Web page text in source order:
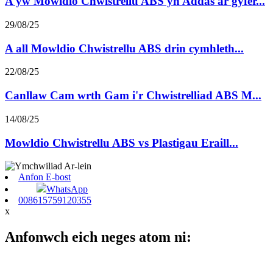
29/08/25
A all Mowldio Chwistrellu ABS drin cymhleth...
22/08/25
Canllaw Cam wrth Gam i'r Chwistrelliad ABS M...
14/08/25
Mowldio Chwistrellu ABS vs Plastigau Eraill...
Anfon E-bost
WhatsApp
008615759120355
x
Anfonwch eich neges atom ni: